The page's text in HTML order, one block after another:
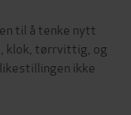
til å tenke nytt
klok, tørrvittig, og
ikke